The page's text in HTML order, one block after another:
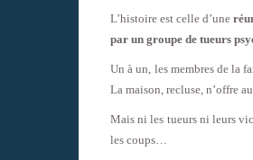
L’histoire est celle d’une
par un groupe de tueurs
Un à un, les membres de la
La maison, recluse, n’offre
Mais ni les tueurs ni leurs
les coups…